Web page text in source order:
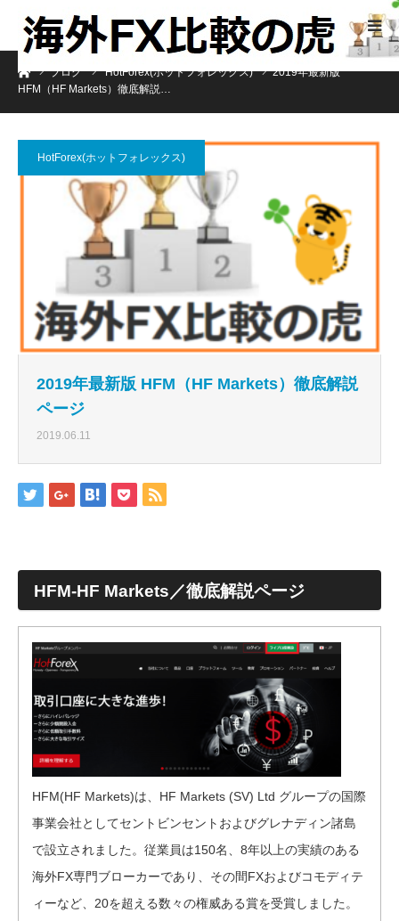
ホームブログ HotForex(ホットフォレックス)
2019年最新版
HFM（HF Markets）徹底解説…
HotForex(ホットフォレックス)
2019年最新版 HFM（HF Markets）徹底解説
ページ
2019.06.11
HFM-HF Markets／徹底解説ページ
HFM(HF Markets)は、HF Markets (SV) Ltd グループの国際
事業会社としてセントビンセントおよびグレナディン諸島
で設立されました。従業員は150名、8年以上の実績のある
海外FX専門ブローカーであり、その間FXおよびコモディテ
ィーなど、20を超える数々の権威ある賞を受賞しました。